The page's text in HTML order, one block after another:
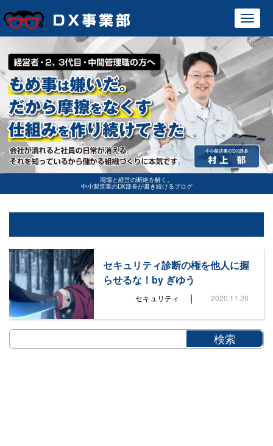
現場と経営の断絶を解く。
中小製造業のDX部長が書き続けるブログ
セキュリティ診断の権を他人に握
らせるな！by ぎゆう
セキュリティ | 2020.11.20